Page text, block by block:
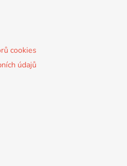
cookies
údajů